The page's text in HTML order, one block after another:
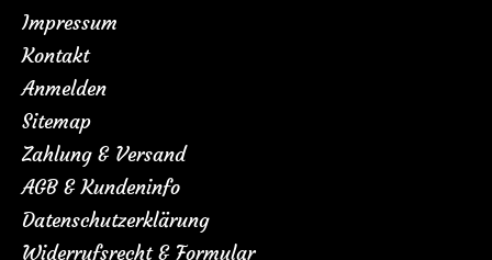
Impressum
Kontakt
Anmelden
Sitemap
Zahlung & Versand
AGB & Kundeninfo
Datenschutzerklärung
Widerrufsrecht & Formular